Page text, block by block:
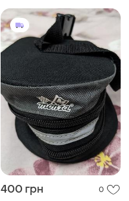
400 грн 0